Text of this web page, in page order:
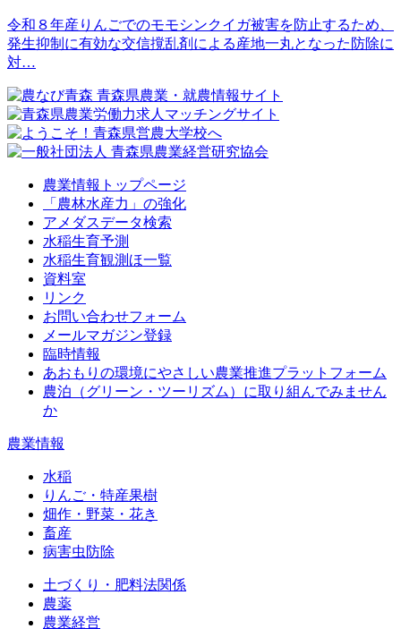
令和８年産りんごでのモモシンクイガ被害を防止するため、
発生抑制に有効な交信撹乱剤による産地一丸となった防除に
対…
農業情報トップページ
「農林水産力」の強化
アメダスデータ検索
水稲生育予測
水稲生育観測ほ一覧
資料室
リンク
お問い合わせフォーム
メールマガジン登録
臨時情報
あおもりの環境にやさしい農業推進プラットフォーム
農泊（グリーン・ツーリズム）に取り組んでみません
か
農業情報
水稲
りんご・特産果樹
畑作・野菜・花き
畜産
病害虫防除
土づくり・肥料法関係
農薬
農業経営